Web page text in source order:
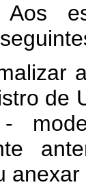
de
-